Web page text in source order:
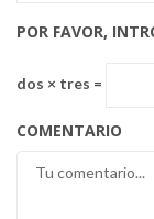
POR FAVOR,
dos × tres =
COMENTARIO